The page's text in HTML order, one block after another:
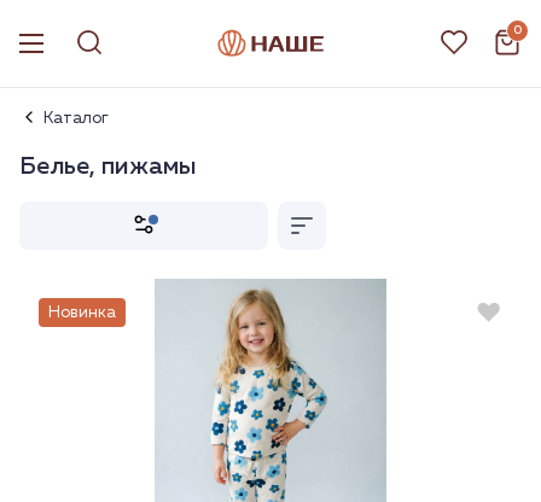
0
Каталог
Белье, пижамы
Новинка